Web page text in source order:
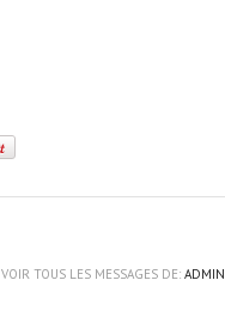
VOIR TOUS LES MESSAGES DE: ADMIN